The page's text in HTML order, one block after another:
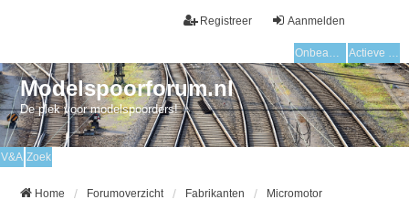
Aanmelden
Registreer
Onbeantwoorde onderwerpen Actieve onderwerpen
Modelspoorforum.nl
De plek voor modelspoorders!
V&A Zoek
Home Forumoverzicht Fabrikanten Micromotor